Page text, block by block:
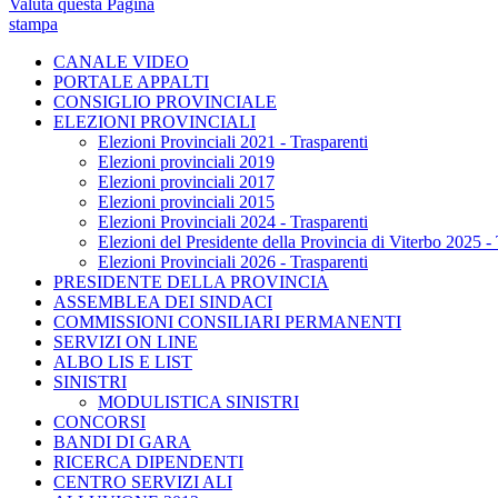
stampa
CANALE VIDEO
PORTALE APPALTI
CONSIGLIO PROVINCIALE
ELEZIONI PROVINCIALI
Elezioni Provinciali 2021 - Trasparenti
Elezioni provinciali 2019
Elezioni provinciali 2017
Elezioni provinciali 2015
Elezioni Provinciali 2024 - Trasparenti
Elezioni del Presidente della Provincia di Viterbo 2025 -
Elezioni Provinciali 2026 - Trasparenti
PRESIDENTE DELLA PROVINCIA
ASSEMBLEA DEI SINDACI
COMMISSIONI CONSILIARI PERMANENTI
SERVIZI ON LINE
ALBO LIS E LIST
SINISTRI
MODULISTICA SINISTRI
CONCORSI
BANDI DI GARA
RICERCA DIPENDENTI
CENTRO SERVIZI ALI